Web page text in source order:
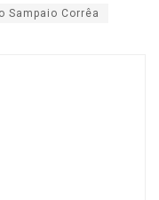
Sampaio Corrêa